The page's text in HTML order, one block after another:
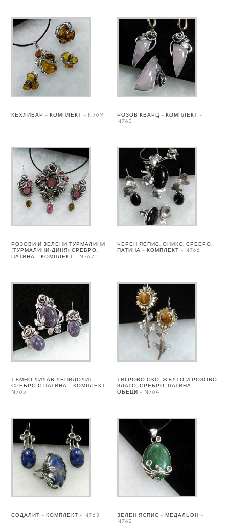
КЕХЛИБАР – КОМПЛЕКТ – N769
РОЗОВ КВАРЦ – КОМПЛЕКТ –
N768
РОЗОВИ И ЗЕЛЕНИ ТУРМАЛИНИ
(ТУРМАЛИНИ-ДИНЯ) СРЕБРО,
ПАТИНА – КОМПЛЕКТ – N767
ЧЕРЕН ЯСПИС, ОНИКС, СРЕБРО,
ПАТИНА – КОМПЛЕКТ – N766
ТЪМНО ЛИЛАВ ЛЕПИДОЛИТ,
СРЕБРО С ПАТИНА – КОМПЛЕКТ –
N765
ТИГРОВО ОКО, ЖЪЛТО И РОЗОВО
ЗЛАТО, СРЕБРО, ПАТИНА –
ОБЕЦИ – N764
СОДАЛИТ – КОМПЛЕКТ – N763
ЗЕЛЕН ЯСПИС – МЕДАЛЬОН –
N762